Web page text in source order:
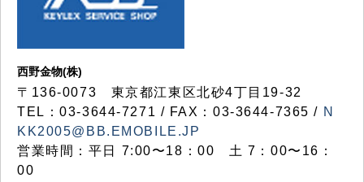
西野金物(株)
〒136-0073 東京都江東区北砂4丁目19-32
TEL：03‐3644‐7271 / FAX：03-3644-7365 / N
KK2005@BB.EMOBILE.JP
営業時間：平日 7:00〜18：00 土 7：00〜16：
00